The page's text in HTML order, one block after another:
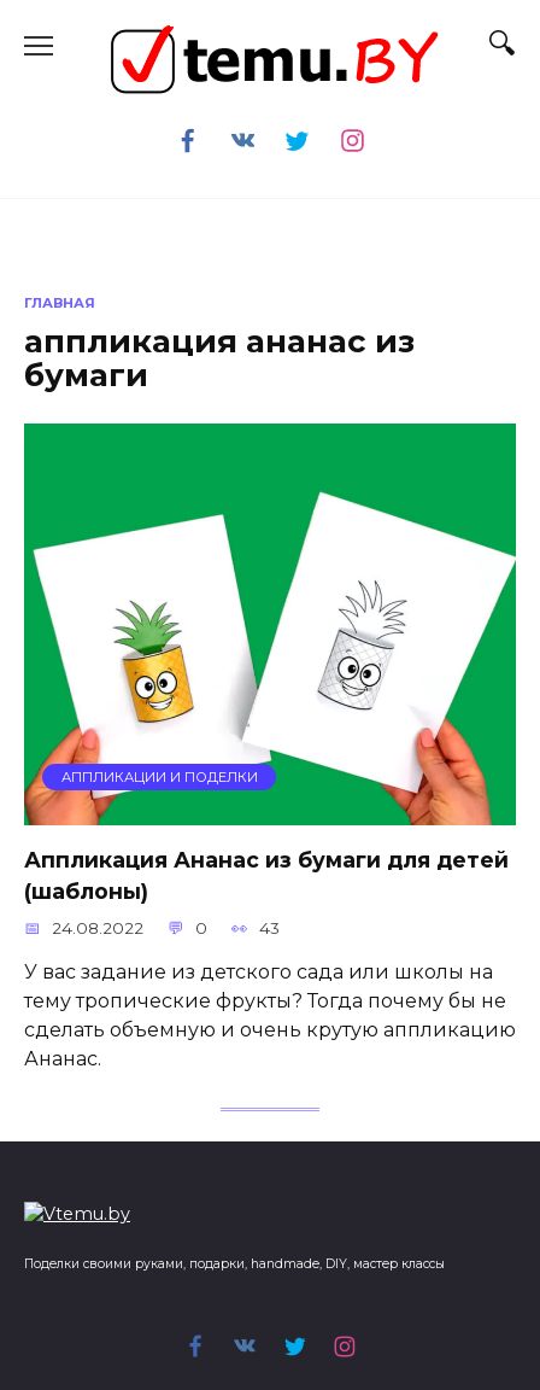
содержанию
ГЛАВНАЯ
аппликация ананас из
бумаги
АППЛИКАЦИИ И ПОДЕЛКИ
Аппликация Ананас из бумаги для детей
(шаблоны)
24.08.2022 0 43
У вас задание из детского сада или школы на
тему тропические фрукты? Тогда почему бы не
сделать объемную и очень крутую аппликацию
Ананас.
Поделки своими руками, подарки, handmade, DIY, мастер классы